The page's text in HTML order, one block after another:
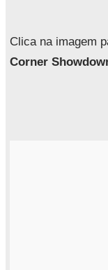
a
Clica na imagem
Corner